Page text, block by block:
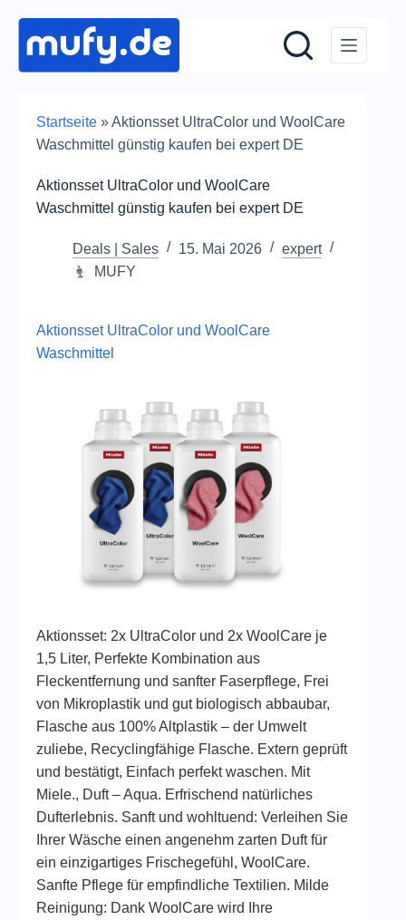
Inhalt
springen
Startseite »Aktionsset UltraColor und WoolCare
Waschmittel günstig kaufen bei expert DE
Aktionsset UltraColor und WoolCare
Waschmittel günstig kaufen bei expert DE
Deals | Sales 15. Mai 2026
expert
MUFY
Aktionsset UltraColor und WoolCare
Waschmittel
Aktionsset: 2x UltraColor und 2x WoolCare je
1,5 Liter, Perfekte Kombination aus
Fleckentfernung und sanfter Faserpflege, Frei
von Mikroplastik und gut biologisch abbaubar,
Flasche aus 100% Altplastik – der Umwelt
zuliebe, Recyclingfähige Flasche. Extern geprüft
und bestätigt, Einfach perfekt waschen. Mit
Miele., Duft – Aqua. Erfrischend natürliches
Dufterlebnis. Sanft und wohltuend: Verleihen Sie
Ihrer Wäsche einen angenehm zarten Duft für
ein einzigartiges Frischegefühl, WoolCare.
Sanfte Pflege für empfindliche Textilien. Milde
Reinigung: Dank WoolCare wird Ihre